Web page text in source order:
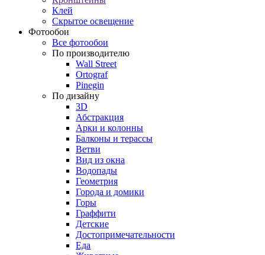
Клей
Скрытое освещение
Фотообои
Все фотообои
По производителю
Wall Street
Ortograf
Pinegin
По дизайну
3D
Абстракция
Арки и колонны
Балконы и терассы
Ветви
Вид из окна
Водопады
Геометрия
Города и домики
Горы
Граффити
Детские
Достопримечательности
Еда